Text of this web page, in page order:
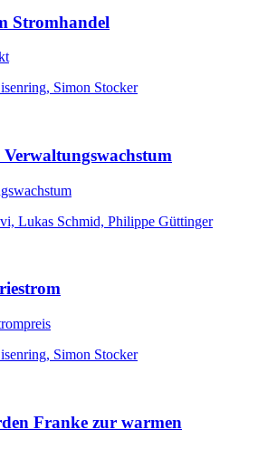
Stromhandel
Simon Stocker
Lukas Schmid, Philippe Güttinger
Simon Stocker
Franke zur warmen